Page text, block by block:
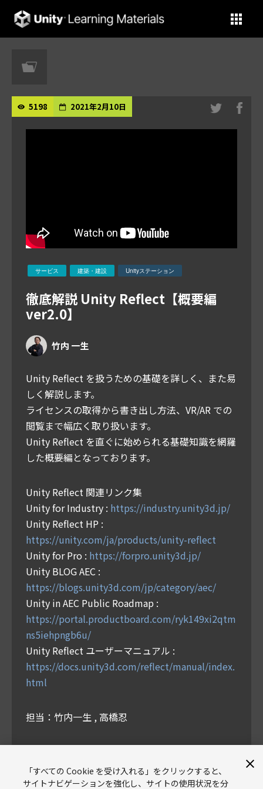
Unity Learning Materials
5198 2021年2月10日
サービス 建築・建設 Unityステーション
徹底解説 Unity Reflect【概要編
ver2.0】
竹内 一生
Unity Reflect を扱うための基礎を詳しく、また易
しく解説します。
ライセンスの取得から書き出し方法、VR/AR での
閲覧まで幅広く取り扱います。
Unity Reflect を直ぐに始められる基礎知識を網羅
した概要編となっております。
Unity Reflect 関連リンク集
Unity for Industry : https://industry.unity3d.jp/
Unity Reflect HP :
https://unity.com/ja/products/unity-reflect
Unity for Pro : https://forpro.unity3d.jp/
Unity BLOG AEC :
https://blogs.unity3d.com/jp/category/aec/
Unity in AEC Public Roadmap :
https://portal.productboard.com/ryk149xi2qtm
ns5iehpngb6u/
Unity Reflect ユーザーマニュアル :
https://docs.unity3d.com/reflect/manual/index.
html
担当：竹内一生 , 高橋忍
「すべての Cookie を受け入れる」をクリックすると、
サイトナビゲーションを強化し、サイトの使用状況を分